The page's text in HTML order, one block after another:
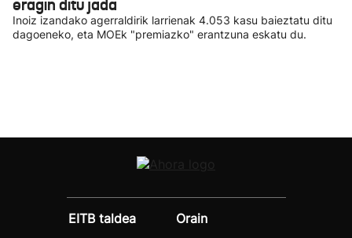
eragin ditu jada
Inoiz izandako agerraldirik larrienak 4.053 kasu baieztatu ditu
dagoeneko, eta MOEk "premiazko" erantzuna eskatu du.
EITB taldea
Orain